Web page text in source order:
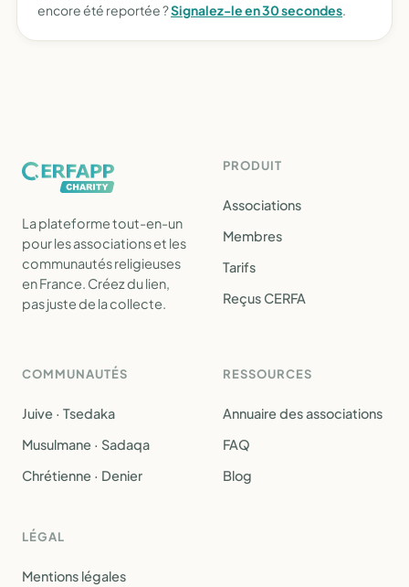
encore été reportée ?Signalez-le en 30 secondes.
La plateforme tout-en-un
pour les associations et les
communautés religieuses
en France. Créez du lien,
pas juste de la collecte.
PRODUIT
Associations
Membres
Tarifs
Reçus CERFA
COMMUNAUTÉS
Juive · Tsedaka
Musulmane · Sadaqa
Chrétienne · Denier
RESSOURCES
Annuaire des associations
FAQ
Blog
LÉGAL
Mentions légales